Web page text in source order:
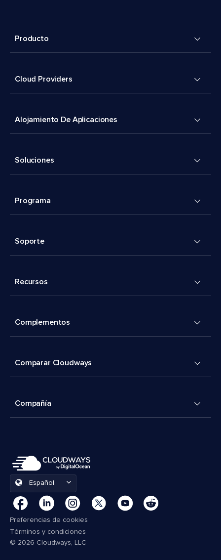
Producto
Cloud Providers
Alojamiento De Aplicaciones
Soluciones
Programa
Soporte
Recursos
Complementos
Comparar Cloudways
Compañía
Español
Preferencias de cookies
Términos y condiciones
© 2026 Cloudways, LLC